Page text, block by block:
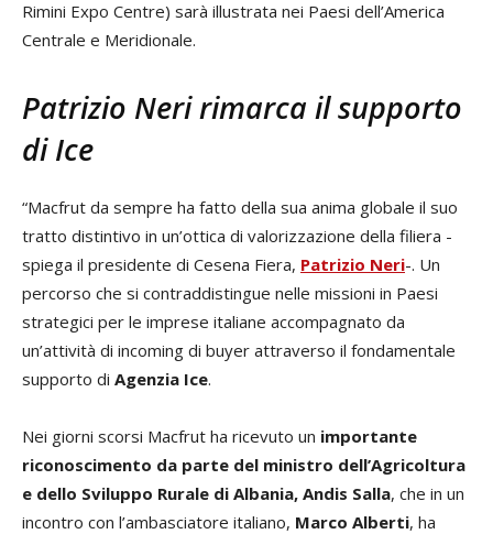
Rimini Expo Centre) sarà illustrata nei Paesi dell’America
Centrale e Meridionale.
Patrizio Neri rimarca il supporto
di Ice
“Macfrut da sempre ha fatto della sua anima globale il suo
tratto distintivo in un’ottica di valorizzazione della filiera -
spiega il presidente di Cesena Fiera, Patrizio Neri-. Un
percorso che si contraddistingue nelle missioni in Paesi
strategici per le imprese italiane accompagnato da
un’attività di incoming di buyer attraverso il fondamentale
supporto di Agenzia Ice.
Nei giorni scorsi Macfrut ha ricevuto un importante
riconoscimento da parte del ministro dell’Agricoltura
e dello Sviluppo Rurale di Albania, Andis Salla, che in un
incontro con l’ambasciatore italiano, Marco Alberti, ha